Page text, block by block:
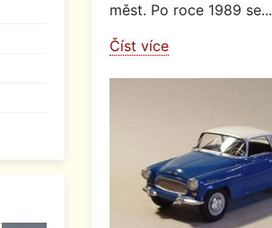
měst. Po roce 1989 se...
Číst více